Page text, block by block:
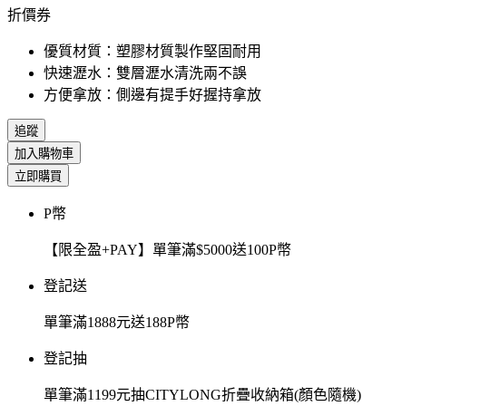
折價券
優質材質：塑膠材質製作堅固耐用
快速瀝水：雙層瀝水清洗兩不誤
方便拿放：側邊有提手好握持拿放
追蹤
加入購物車
立即購買
P幣
【限全盈+PAY】單筆滿$5000送100P幣
登記送
單筆滿1888元送188P幣
登記抽
單筆滿1199元抽CITYLONG折疊收納箱(顏色隨機)